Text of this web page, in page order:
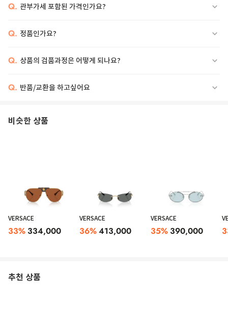
Q. 관부가세 포함된 가격인가요?
Q. 정품인가요?
Q. 상품의 검품과정은 어떻게 되나요?
Q. 반품/교환을 하고싶어요
비슷한 상품
VERSACE
33% 334,000
VERSACE
36%413,000
VERSACE
35% 390,000
추천 상품